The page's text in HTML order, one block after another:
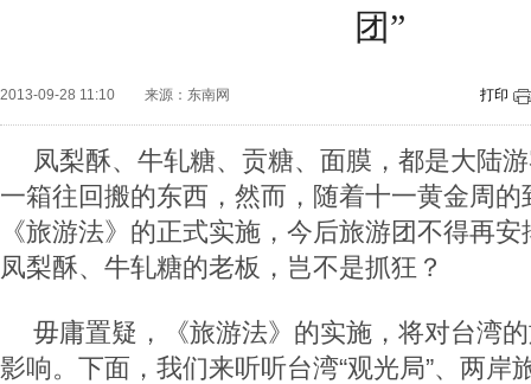
团”
2013-09-28 11:10 来源：东南网 打印
凤梨酥、牛轧糖、贡糖、面膜，都是大陆
一箱往回搬的东西，然而，随着十一黄金周
《旅游法》的正式实施，今后旅游团不得再
凤梨酥、牛轧糖的老板，岂不是抓狂？
毋庸置疑，《旅游法》的实施，将对台湾
影响。下面，我们来听听台湾“观光局”、两岸